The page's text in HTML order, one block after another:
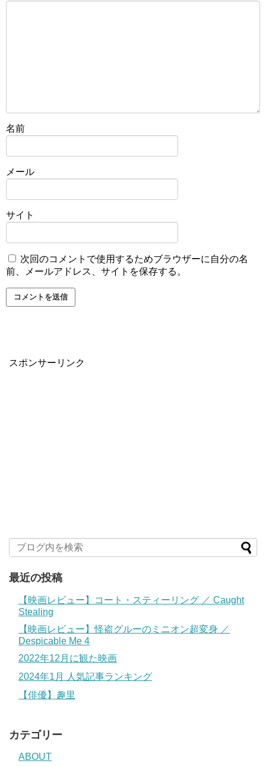
名前
メール
サイト
次回のコメントで使用するためブラウザーに自分の名
前、メールアドレス、サイトを保存する。
スポンサーリンク
最近の投稿
【映画レビュー】コート・スティーリング ／ Caught
Stealing
【映画レビュー】怪盗グルーのミニオン超変身 ／
Despicable Me 4
2022年12月に観た映画
2024年1月 人気記事ランキング
【俳優】趣里
カテゴリー
ABOUT